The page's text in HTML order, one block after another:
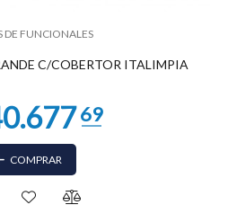
DE FUNCIONALES
C/COBERTOR ITALIMPIA
COMPRAR